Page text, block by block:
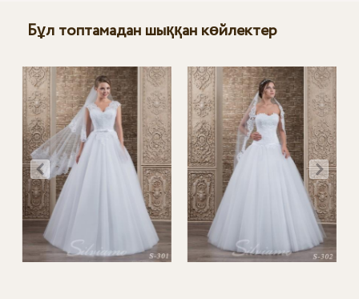
Бұл топтамадан шыққан көйлектер